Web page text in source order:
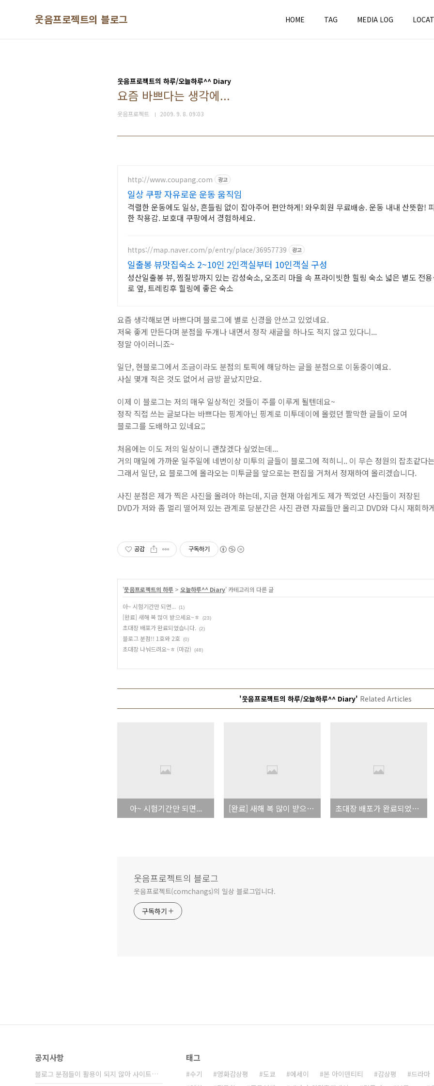
웃음프로젝트의 블로그 HOME TAG MEDIA LOG
웃음프로젝트의 하루/오늘하루^^ Diary
요즘 바쁘다는 생각에...
웃음프로젝트 2009. 9. 8. 09:03
http://www.coupang.com 광고
일상 쿠팡 자유로운 운동 움직임
격렬한 운동에도 일상, 흔들림 없이 잡아주어 편안하게! 와우회원 무료배송. 운동 내내 산뜻함!
한 착용감. 보호대 쿠팡에서 경험하세요.
https://map.naver.com/p/entry/place/36957739 광고
일출봉 뷰맛집숙소 2~10인 2인객실부터 10인객실 구성
성산일출봉 뷰, 찜질방까지 있는 감성숙소, 오조리 마을 속 프라이빗한 힐링 숙소 넓은 별도 전
로 옆, 트레킹후 힐링에 좋은 숙소
요즘 생각해보면 바쁘다며 블로그에 별로 신경을 안쓰고 있었네요.
저욱 좋게 만든다며 분점을 두개나 내면서 정작 새글을 하나도 적지 않고 있다니...
정말 아이러니죠~
일단, 현블로그에서 조금이라도 분점의 토픽에 해당하는 글을 분점으로 이동중이예요.
사실 몇개 적은 것도 없어서 금방 끝났지만요.
이제 이 블로그는 저의 매우 일상적인 것들이 주를 이루게 될텐데요~
정작 직접 쓰는 글보다는 바쁘다는 핑계아닌 핑계로 미투데이에 올렸던 짤막한 글들이 모여
블로그를 도배하고 있네요;;
처음에는 이도 저의 일상이니 괜찮겠다 싶었는데...
거의 매일에 가까운 일주일에 네번이상 미투의 글들이 블로그에 적히니.. 이 무슨 정원의 잡초같다
그래서 일단, 요 블로그에 올라오는 미투글을 앞으로는 편집을 거처서 정재하여 올리겠습니다.
사진 분점은 제가 찍은 사진을 올려아 하는데, 지금 현재 아쉽게도 제가 찍었던 사진들이 저장된
DVD가 저와 좀 멀리 떨어져 있는 관계로 당분간은 사진 관련 자료들만 올리고 DVD와 다시 재회하
공감 구독하기
'웃음프로젝트의 하루 > 오늘하루^^ Diary' 카테고리의 다른 글
아~ 시험기간만 되면... (1)
[완료] 새해 복 많이 받으세요~ㅎ (23)
초대장 배포가 완료되었습니다. (2)
블로그 분점!! 1호와 2호 (0)
초대장 나눠드려요~ㅎ (마감) (48)
'웃음프로젝트의 하루/오늘하루^^ Diary' Related Articles
아~ 시험기간만 되면... [완료] 새해 복 많이 받으세요~ㅎ 초대장 배포가 완료되었습니다.
웃음프로젝트의 블로그
웃음프로젝트(comchangs)의 일상 블로그입니다.
구독하기
공지사항
블로그 분점들이 활용이 되지 않아 사이트가 통⋯
태그
수기 영화감상평 도쿄 에세이 본 아이덴티티 감상평 드라마